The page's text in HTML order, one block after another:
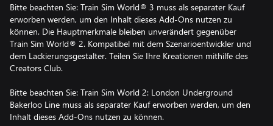
Bitte beachten Sie: Train Sim World® 3 muss als separater Kauf
erworben werden, um den Inhalt dieses Add-Ons nutzen zu
können. Die Hauptmerkmale bleiben unverändert gegenüber
Train Sim World® 2. Kompatibel mit dem Szenarioentwickler und
dem Lackierungsgestalter. Teilen Sie Ihre Kreationen mithilfe des
Creators Club.
Bitte beachten Sie: Train Sim World 2: London Underground
Bakerloo Line muss als separater Kauf erworben werden, um den
Inhalt dieses Add-Ons nutzen zu können.